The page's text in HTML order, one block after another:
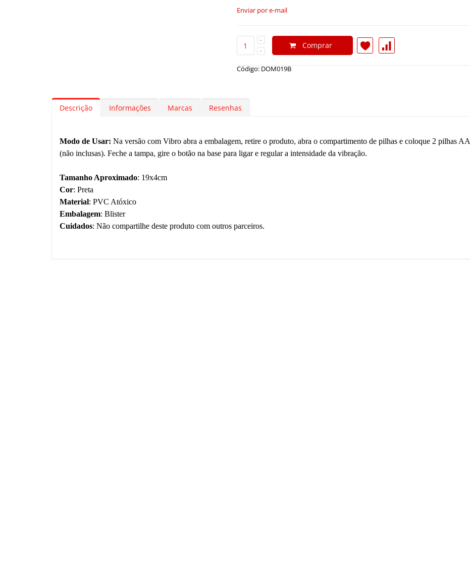
Enviar por e-mail
Comprar
Código: DOM019B
Descrição Informações Marcas Resenhas
Modo de Usar: Na versão com Vibro abra a embalagem, retire o produto, abra o compartimento de pilhas e coloque 2 pilhas AA
(não inclusas). Feche a tampa, gire o botão na base para ligar e regular a intensidade da vibração.
Tamanho Aproximado: 19x4cm
Cor: Preta
Material: PVC Atóxico
Embalagem: Blister
Cuidados: Não compartilhe deste produto com outros parceiros.